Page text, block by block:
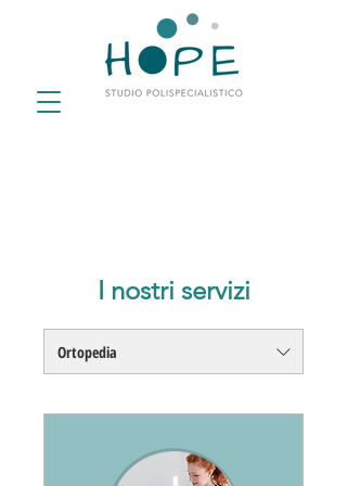
I nostri servizi
Ortopedia